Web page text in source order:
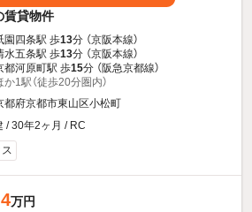
賃貸物件
園四条駅 歩13分 （京阪本線）
水五条駅 歩13分 （京阪本線）
都河原町駅 歩15分 （阪急京都線）
か1駅（徒歩20分圏内）
都府京都市東山区小松町
/ 30年2ヶ月 / RC
万円